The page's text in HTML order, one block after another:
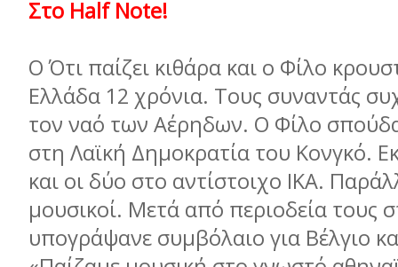
Στο Half Note!
Ο Ότι παίζει κιθάρα και ο Φίλο
Ελλάδα 12 χρόνια. Τους συναντάς
τον ναό των Αέρηδων. Ο Φίλο
στη Λαϊκή Δημοκρατία του Κονγκό.
και οι δύο στο αντίστοιχο ΙΚΑ.
μουσικοί. Μετά από περιοδεία τους
υπογράψανε συμβόλαιο για Βέλγιο